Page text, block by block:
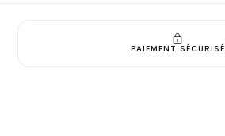
PAIEMENT SÉCURISÉ